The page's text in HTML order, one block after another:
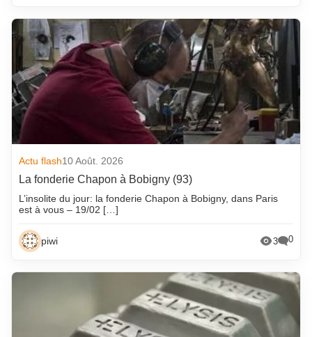
Actu flash10 Août. 2026
La fonderie Chapon à Bobigny (93)
L’insolite du jour: la fonderie Chapon à Bobigny, dans Paris
est à vous – 19/02 […]
piwi 3 0